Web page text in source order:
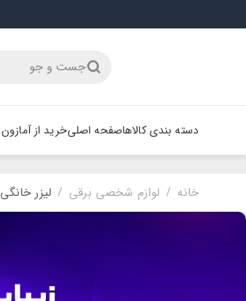
جست و جو
دسته بندی کالاهاصفحه اصلیخرید از آمازون
خانه / لوازم شخصی برقی / لیزر خانگی